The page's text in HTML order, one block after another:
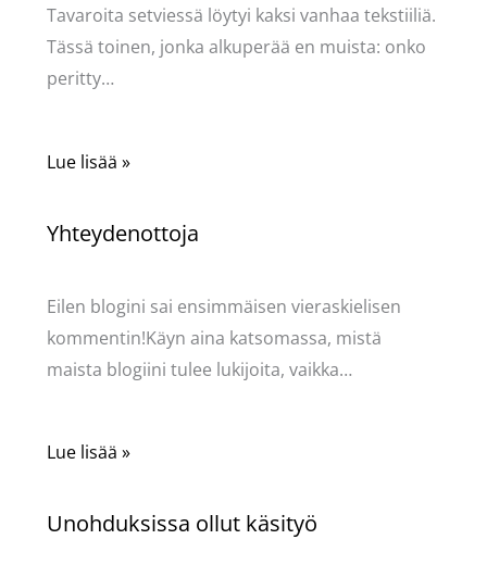
Tavaroita setviessä löytyi kaksi vanhaa tekstiiliä.
Tässä toinen, jonka alkuperää en muista: onko
peritty…
Lue lisää »
Yhteydenottoja
Eilen blogini sai ensimmäisen vieraskielisen
kommentin!Käyn aina katsomassa, mistä
maista blogiini tulee lukijoita, vaikka…
Lue lisää »
Unohduksissa ollut käsityö